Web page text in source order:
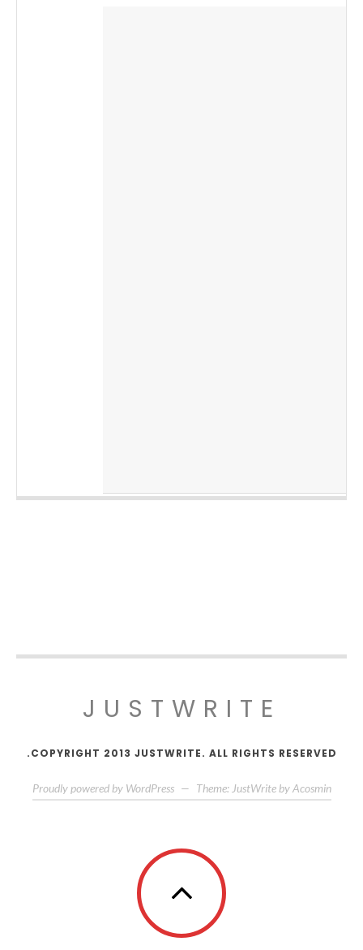
JUSTWRITE
COPYRIGHT 2013 JUSTWRITE. ALL RIGHTS RESERVED.
Proudly powered by WordPress — Theme: JustWrite by Acosmin